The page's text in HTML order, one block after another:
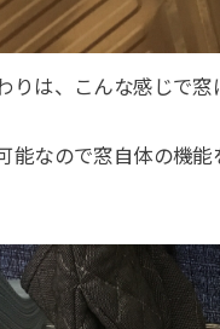
りは、こんな感じで
能なので窓自体の機